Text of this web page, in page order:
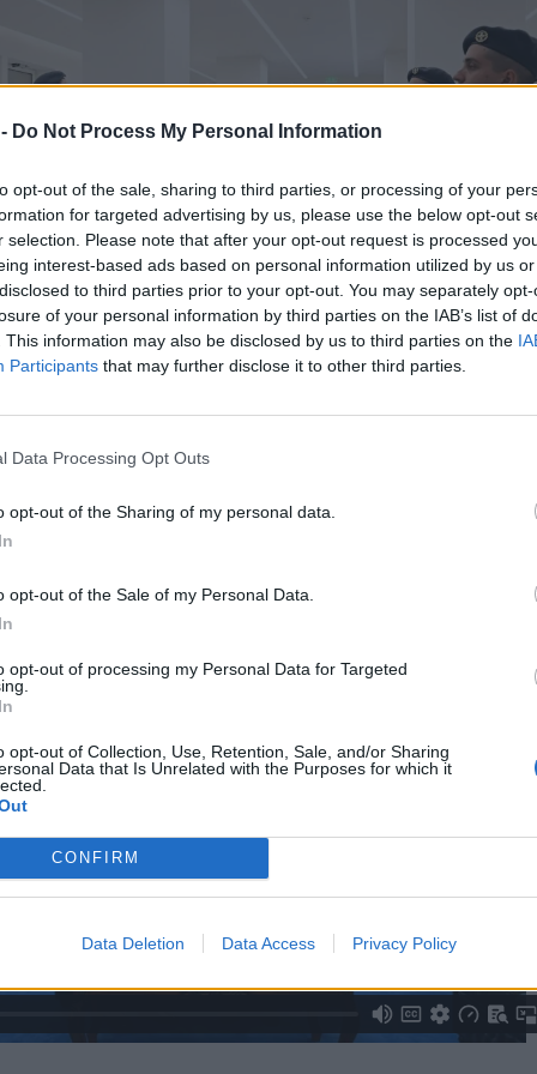
Do Not Process My Personal Information
opt-out of the sale, sharing to third parties, or processing of your
for targeted advertising by us, please use the below opt-out
selection. Please note that after your opt-out request is processed
interest-based ads based on personal information utilized by us
to third parties prior to your opt-out. You may separately
of your personal information by third parties on the IAB’s list of
This information may also be disclosed by us to third parties on the
Participants that may further disclose it to other third parties.
Data Processing Opt Outs
opt-out of the Sharing of my personal data.
opt-out of the Sale of my Personal Data.
opt-out of processing my Personal Data for Targeted
opt-out of Collection, Use, Retention, Sale, and/or Sharing
Data that Is Unrelated with the Purposes for which it
CONFIRM
Data Deletion Data Access Privacy Policy
ΥΠΕΘΑ/Νίκος Παναγιωτόπουλος
των ελληνικών Ενόπλων Δυνάμεων με
συζητήθηκαν περιφερειακά και διεθνή